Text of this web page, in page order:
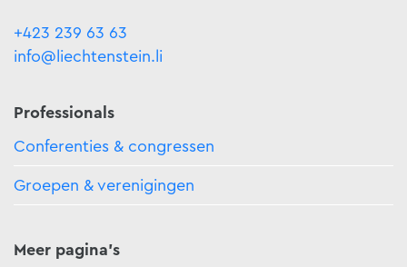
+423 239 63 63
info@liechtenstein.li
Professionals
Conferenties & congressen
Groepen & verenigingen
Meer pagina's